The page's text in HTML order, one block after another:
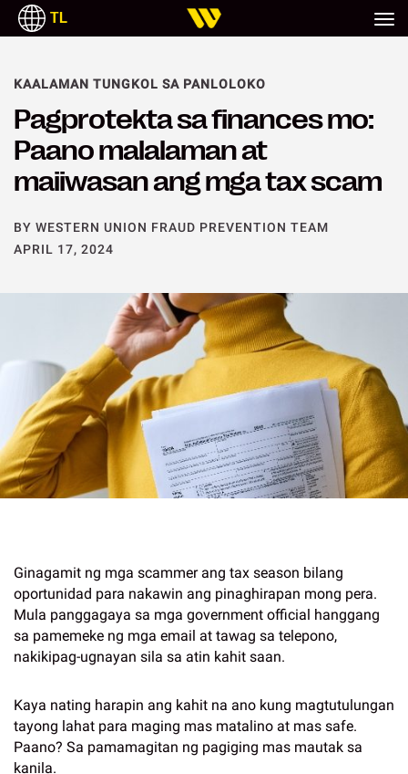
TL
Pagprotekta sa finances mo:
Paano malalaman at
maiiwasan ang mga tax scam
KAALAMAN TUNGKOL SA PANLOLOKO
BY WESTERN UNION FRAUD PREVENTION TEAM
APRIL 17, 2024
Ginagamit ng mga scammer ang tax season bilang
oportunidad para nakawin ang pinaghirapan mong pera.
Mula panggagaya sa mga government official hanggang
sa pamemeke ng mga email at tawag sa telepono,
nakikipag-ugnayan sila sa atin kahit saan.
Kaya nating harapin ang kahit na ano kung magtutulungan
tayong lahat para maging mas matalino at mas safe.
Paano? Sa pamamagitan ng pagiging mas mautak sa
kanila.